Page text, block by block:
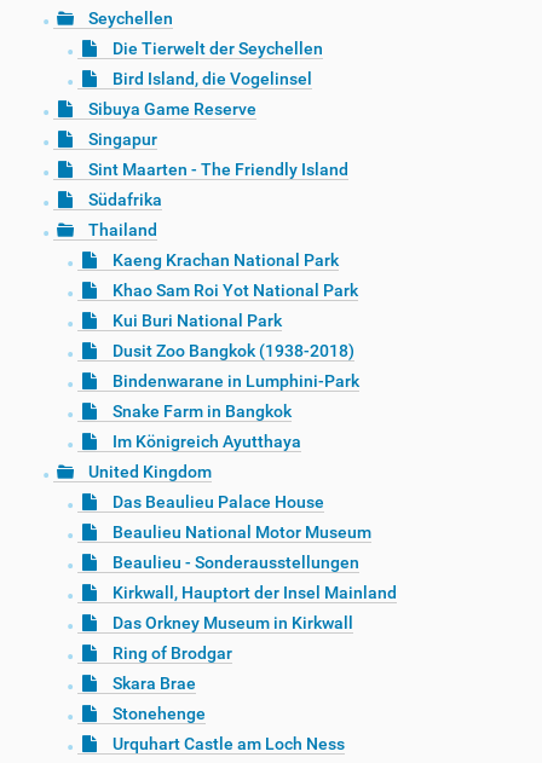
Seychellen
Die Tierwelt der Seychellen
Bird Island, die Vogelinsel
Sibuya Game Reserve
Singapur
Sint Maarten - The Friendly Island
Südafrika
Thailand
Kaeng Krachan National Park
Khao Sam Roi Yot National Park
Kui Buri National Park
Dusit Zoo Bangkok (1938-2018)
Bindenwarane in Lumphini-Park
Snake Farm in Bangkok
Im Königreich Ayutthaya
United Kingdom
Das Beaulieu Palace House
Beaulieu National Motor Museum
Beaulieu - Sonderausstellungen
Kirkwall, Hauptort der Insel Mainland
Das Orkney Museum in Kirkwall
Ring of Brodgar
Skara Brae
Stonehenge
Urquhart Castle am Loch Ness